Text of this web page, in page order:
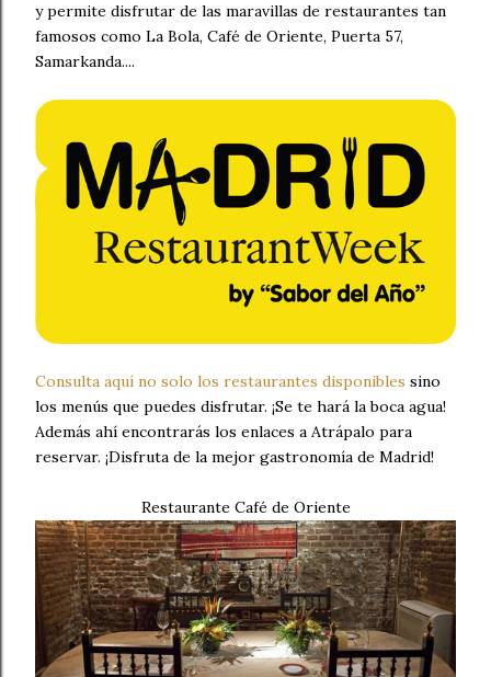
y permite disfrutar de las maravillas de restaurantes tan
famosos como La Bola, Café de Oriente, Puerta 57,
Samarkanda....
Consulta aquí no solo los restaurantes disponibles sino
los menús que puedes disfrutar. ¡Se te hará la boca agua!
Además ahí encontrarás los enlaces a Atrápalo para
reservar. ¡Disfruta de la mejor gastronomía de Madrid!
Restaurante Café de Oriente